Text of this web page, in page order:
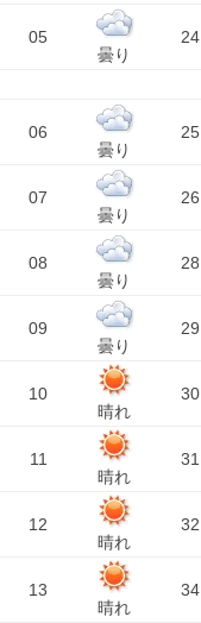
05
曇り
24
06
曇り
25
07
曇り
26
08
曇り
28
09
曇り
29
10
晴れ
30
11
晴れ
31
12
晴れ
32
13
晴れ
34